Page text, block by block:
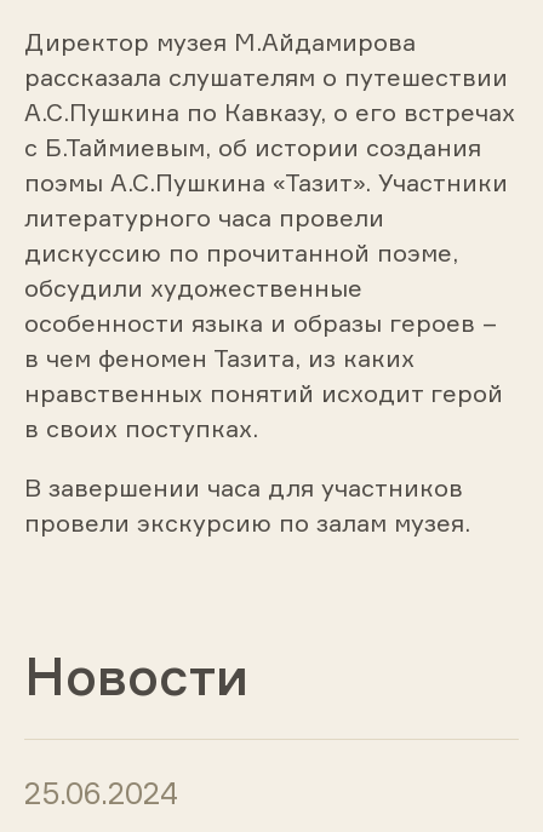
Директор музея М.Айдамирова
рассказала слушателям о путешествии
А.С.Пушкина по Кавказу, о его встречах
с Б.Таймиевым, об истории создания
поэмы А.С.Пушкина «Тазит». Участники
литературного часа провели
дискуссию по прочитанной поэме,
обсудили художественные
особенности языка и образы героев –
в чем феномен Тазита, из каких
нравственных понятий исходит герой
в своих поступках.
В завершении часа для участников
провели экскурсию по залам музея.
Новости
25.06.2024